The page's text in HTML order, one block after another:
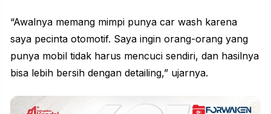
“Awalnya memang mimpi punya car wash karena
saya pecinta otomotif. Saya ingin orang-orang yang
punya mobil tidak harus mencuci sendiri, dan hasilnya
bisa lebih bersih dengan detailing,” ujarnya.